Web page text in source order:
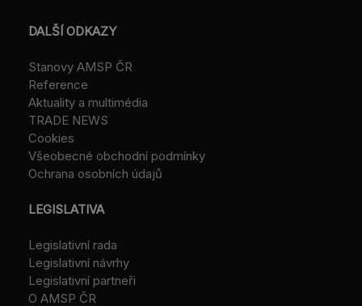
DALŠÍ ODKAZY
Stanovy AMSP ČR
Reference
Aktuality a multimédia
TRADE NEWS
Cookies
Všeobecné obchodní podmínky
Ochrana osobních údajů
LEGISLATIVA
Legislativní rada
Legislativní návrhy
Legislativní partneři
O AMSP ČR